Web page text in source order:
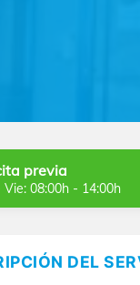
previa
Vie: 08:00h - 14:00h
DEL